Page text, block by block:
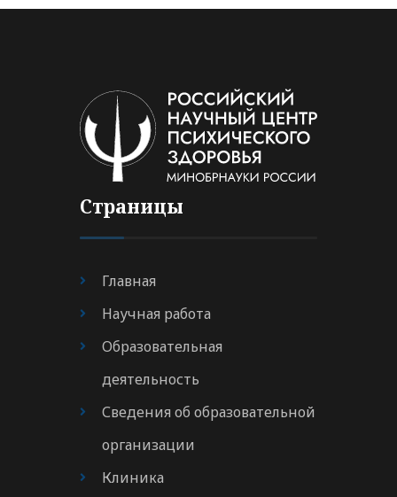
Страницы
Главная
Научная работа
Образовательная
деятельность
Сведения об образовательной
организации
Клиника